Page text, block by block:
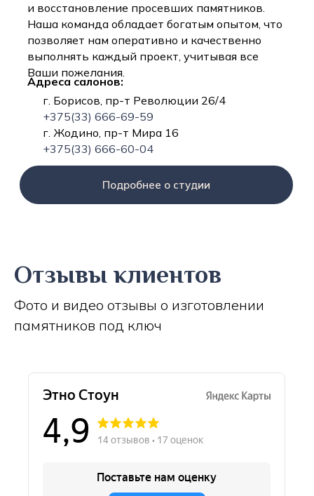
и восстановление просевших памятников.
Наша команда обладает богатым опытом, что
позволяет нам оперативно и качественно
выполнять каждый проект, учитывая все
Ваши пожелания.
Адреса салонов:
г. Борисов, пр-т Революции 26/4
+375(33) 666-69-59
г. Жодино, пр-т Мира 16
+375(33) 666-60-04
Подробнее о студии
Отзывы клиентов
Фото и видео отзывы о изготовлении
памятников под ключ